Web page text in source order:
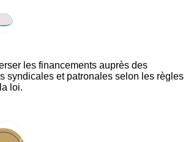
les financements auprès des
syndicales et patronales selon les règles
loi.